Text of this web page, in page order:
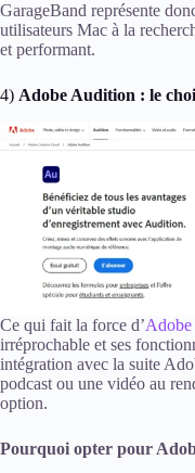
GarageBand représente
utilisateurs Mac à la
et performant.
4) Adobe Audition : le
Ce qui fait la force d’
irréprochable et ses
intégration avec la suite
podcast ou une vidéo au
option.
Pourquoi opter pour